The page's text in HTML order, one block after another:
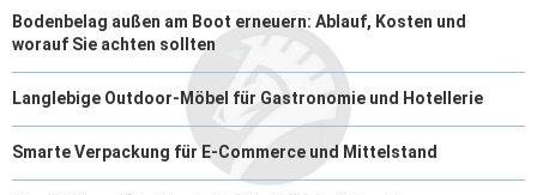
Bodenbelag außen am Boot erneuern: Ablauf, Kosten und
worauf Sie achten sollten
Langlebige Outdoor-Möbel für Gastronomie und Hotellerie
Smarte Verpackung für E-Commerce und Mittelstand